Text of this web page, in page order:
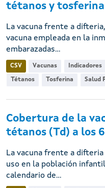
tétanos y tosferina
La vacuna frente a
vacuna empleada en la
embarazadas...
CSV Vacunas Indicadores
Tétanos Tosferina Salud
Cobertura de la
tétanos (Td) a los
La vacuna frente a
uso en la población
calendario de...